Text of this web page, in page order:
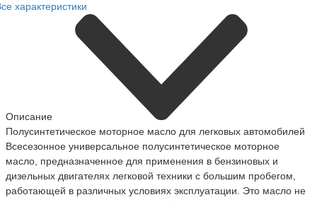
характеристики
Описание
Полусинтетическое моторное масло для легковых автомобилей
Всесезонное универсальное полусинтетическое моторное
масло, предназначенное для применения в бензиновых и
дизельных двигателях легковой техники с большим пробегом,
работающей в различных условиях эксплуатации. Это масло не